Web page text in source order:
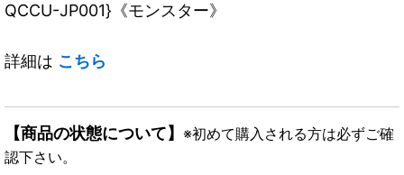
QCCU-JP001}《モンスター》
詳細は こちら
【商品の状態について】 ※初めて購入される方は必ずご確
認下さい。